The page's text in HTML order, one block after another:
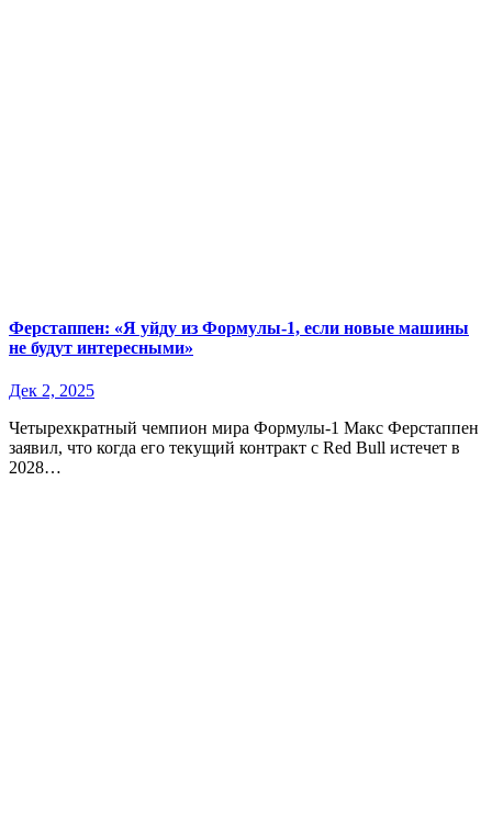
Ферстаппен: «Я уйду из Формулы-1, если новые машины
не будут интересными»
Дек 2, 2025
Четырехкратный чемпион мира Формулы-1 Макс Ферстаппен
заявил, что когда его текущий контракт с Red Bull истечет в
2028…